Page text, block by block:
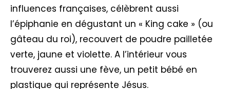
influences françaises, célèbrent aussi
l’épiphanie en dégustant un « King cake » (ou
gâteau du roi), recouvert de poudre pailletée
verte, jaune et violette. A l’intérieur vous
trouverez aussi une fève, un petit bébé en
plastique qui représente Jésus.